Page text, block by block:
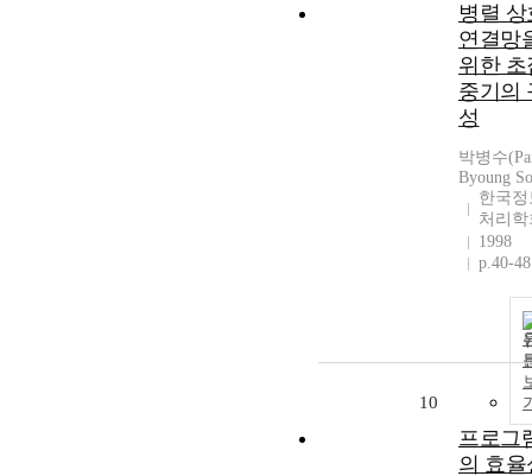
병렬 상
연결망
위한 초
중기의
성
박병수
Byoung
한국정
처리학
1998
p.40-48
10
프로그
의 효율